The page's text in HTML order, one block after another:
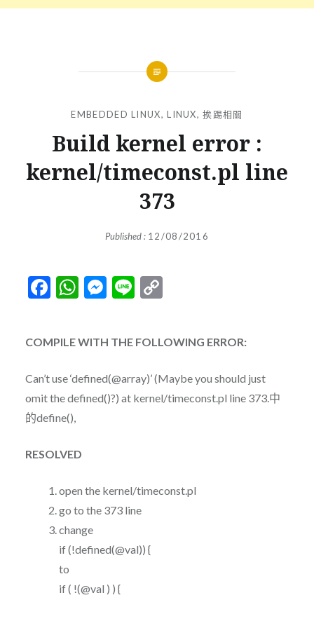
EMBEDDED LINUX,LINUX,挨踢相關
Build kernel error :
kernel/timeconst.pl line
373
Published : 12/08/2016
Facebook
WhatsApp
Messenger
LineCopy
COMPILE WITH THE FOLLOWING ERROR:
Can’t use ‘defined(@array)’ (Maybe you should just
omit the defined()?) at kernel/timeconst.pl line 373.中
的define(),
RESOLVED
open the kernel/timeconst.pl
go to the 373 line
change
if (!defined(@val)) {
to
if ( !(@val ) ) {